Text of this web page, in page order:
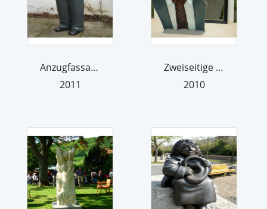
Anzugfassade
2011
Zweiseitige Büste
2010